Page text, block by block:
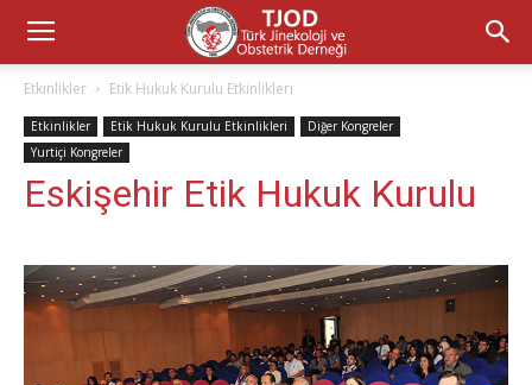
Etkinlikler Etik Hukuk Kurulu Etkinlikleri
Etkinlikler Etik Hukuk Kurulu Etkinlikleri
Diğer Kongreler
Yurtiçi Kongreler
Eskişehir Etik Hukuk Kurulu